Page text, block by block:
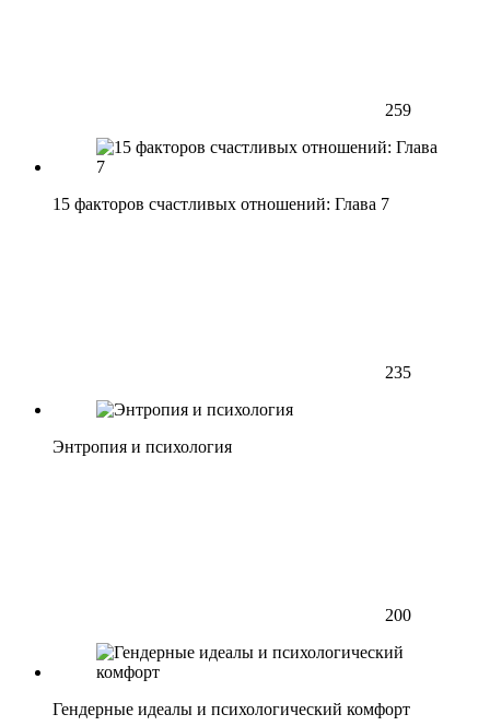
259
15 факторов счастливых отношений: Глава 7
235
Энтропия и психология
200
Гендерные идеалы и психологический комфорт